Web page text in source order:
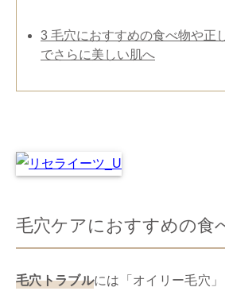
3 毛穴におすすめの食べ物や正
でさらに美しい肌へ
毛穴ケアにおすすめの食
毛穴トラブルには「オイリー毛穴